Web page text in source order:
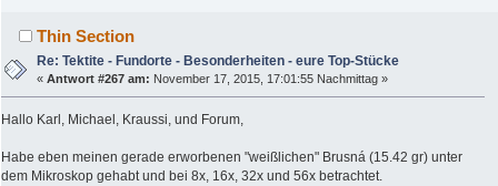
Thin Section
Re: Tektite - Fundorte - Besonderheiten - eure Top-Stücke
«Antwort #267 am: November 17, 2015, 17:01:55 Nachmittag »
Hallo Karl, Michael, Kraussi, und Forum,
Habe eben meinen gerade erworbenen "weißlichen" Brusná (15.42 gr) unter
dem Mikroskop gehabt und bei 8x, 16x, 32x und 56x betrachtet.